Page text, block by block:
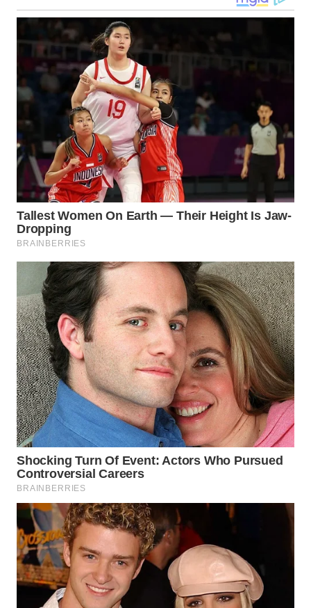
WN
SULSEL
WN
GORONTALO
SULUT
WN
MALUKU
WN
MALUT
WN
DAIRI
WN
DANAU
TOBA
WN
NIAS
WN
LANGKAT
WN
SELATAN
WN
TANJUNG
LESUNG